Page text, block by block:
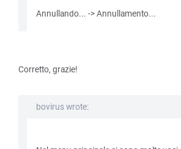
Annullando... -> Annullamento...
Corretto, grazie!
bovirus wrote: